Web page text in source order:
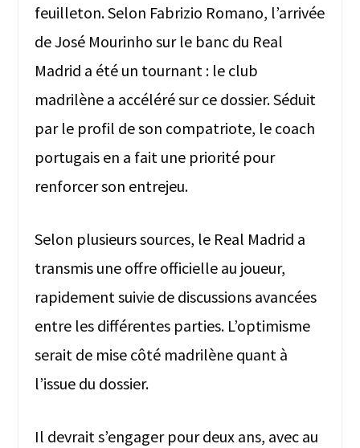
feuilleton. Selon Fabrizio Romano, l’arrivée
de José Mourinho sur le banc du Real
Madrid a été un tournant : le club
madrilène a accéléré sur ce dossier. Séduit
par le profil de son compatriote, le coach
portugais en a fait une priorité pour
renforcer son entrejeu.
Selon plusieurs sources, le Real Madrid a
transmis une offre officielle au joueur,
rapidement suivie de discussions avancées
entre les différentes parties. L’optimisme
serait de mise côté madrilène quant à
l’issue du dossier.
Il devrait s’engager pour deux ans, avec au